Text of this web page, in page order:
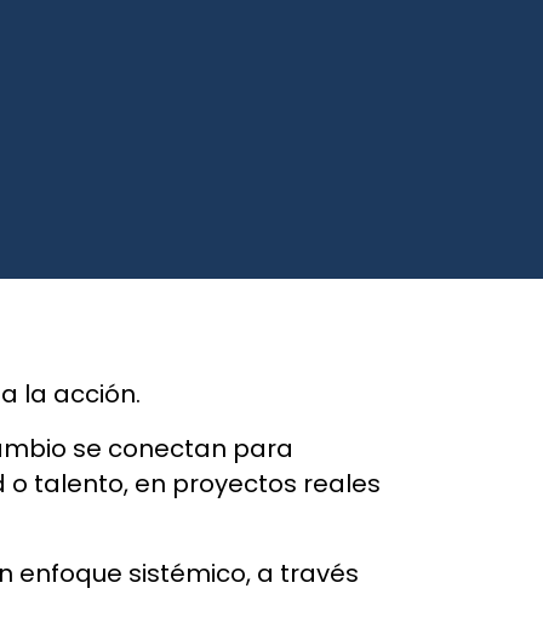
la acción.
se conectan para
talento, en proyectos reales
enfoque sistémico, a través